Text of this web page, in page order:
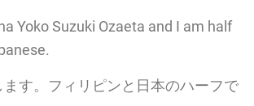
Yoko Suzuki Ozaeta and I am half
す。フィリピンと日本のハーフで